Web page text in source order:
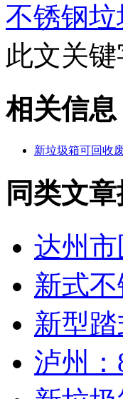
不锈钢垃
此文关键
相关信息
新垃圾箱可回收
同类文
达州
新式
新型
泸州